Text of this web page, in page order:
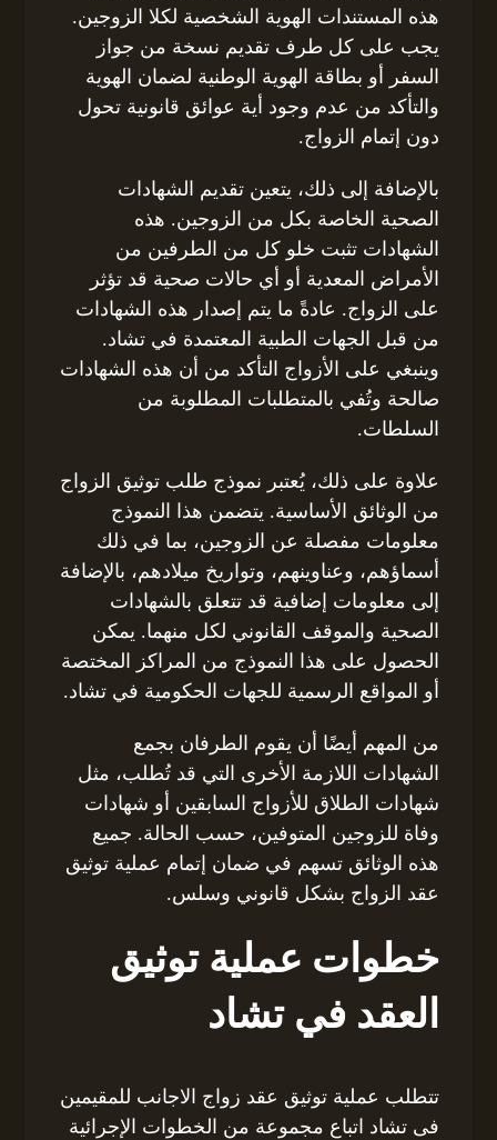
هذه المستندات الهوية الشخصية لكلا الزوجين.
يجب على كل طرف تقديم نسخة من جواز
السفر أو بطاقة الهوية الوطنية لضمان الهوية
والتأكد من عدم وجود أية عوائق قانونية تحول
دون إتمام الزواج.
بالإضافة إلى ذلك، يتعين تقديم الشهادات
الصحية الخاصة بكل من الزوجين. هذه
الشهادات تثبت خلو كل من الطرفين من
الأمراض المعدية أو أي حالات صحية قد تؤثر
على الزواج. عادةً ما يتم إصدار هذه الشهادات
من قبل الجهات الطبية المعتمدة في تشاد.
وينبغي على الأزواج التأكد من أن هذه الشهادات
صالحة وتُفي بالمتطلبات المطلوبة من
السلطات.
علاوة على ذلك، يُعتبر نموذج طلب توثيق الزواج
من الوثائق الأساسية. يتضمن هذا النموذج
معلومات مفصلة عن الزوجين، بما في ذلك
أسماؤهم، وعناوينهم، وتواريخ ميلادهم، بالإضافة
إلى معلومات إضافية قد تتعلق بالشهادات
الصحية والموقف القانوني لكل منهما. يمكن
الحصول على هذا النموذج من المراكز المختصة
أو المواقع الرسمية للجهات الحكومية في تشاد.
من المهم أيضًا أن يقوم الطرفان بجمع
الشهادات اللازمة الأخرى التي قد تُطلب، مثل
شهادات الطلاق للأزواج السابقين أو شهادات
وفاة للزوجين المتوفين، حسب الحالة. جميع
هذه الوثائق تسهم في ضمان إتمام عملية توثيق
عقد الزواج بشكل قانوني وسلس.
خطوات عملية توثيق
العقد في تشاد
تتطلب عملية توثيق عقد زواج الاجانب للمقيمين
فى تشاد اتباع مجموعة من الخطوات الإجرائية